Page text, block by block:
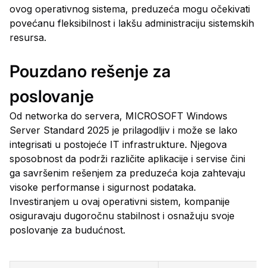
ovog operativnog sistema, preduzeća mogu očekivati
povećanu fleksibilnost i lakšu administraciju sistemskih
resursa.
Pouzdano rešenje za
poslovanje
Od networka do servera, MICROSOFT Windows
Server Standard 2025 je prilagodljiv i može se lako
integrisati u postojeće IT infrastrukture. Njegova
sposobnost da podrži različite aplikacije i servise čini
ga savršenim rešenjem za preduzeća koja zahtevaju
visoke performanse i sigurnost podataka.
Investiranjem u ovaj operativni sistem, kompanije
osiguravaju dugoročnu stabilnost i osnažuju svoje
poslovanje za budućnost.